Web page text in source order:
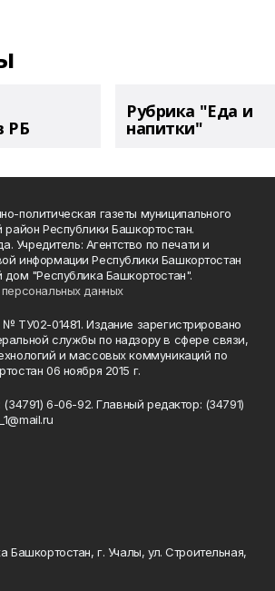
РБ
Рубрика "Еда и
напитки"
политическая газеты муниципального
район Республики Башкортостан.
Учредитель: Агентство по печати и
информации Республики Башкортостан
"Республика Башкортостан".
данных
ТУ02-01481. Издание зарегистрировано
службы по надзору в сфере связи,
и массовых коммуникаций по
06 ноября 2015 г.
6-06-92. Главный редактор: (34791)
Башкортостан, г. Учалы, ул. Строительная,